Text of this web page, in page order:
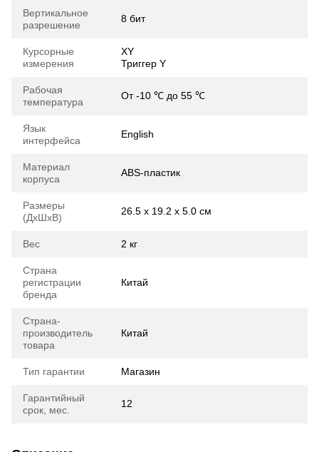
Вертикальное
разрешение
8 бит
Курсорные
измерения
XY
Триггер Y
Рабочая
температура
От -10 ℃ до 55 ℃
Язык
интерфейса
English
Материал
корпуса
ABS-пластик
Размеры
(ДхШхВ)
26.5 x 19.2 x 5.0 см
Вес 2 кг
Страна
регистрации
бренда
Китай
Страна-
производитель
товара
Китай
Тип гарантии Магазин
Гарантийный
срок, мес.
12